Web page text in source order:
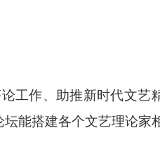
工作、助推新时代文艺
能搭建各个文艺理论家